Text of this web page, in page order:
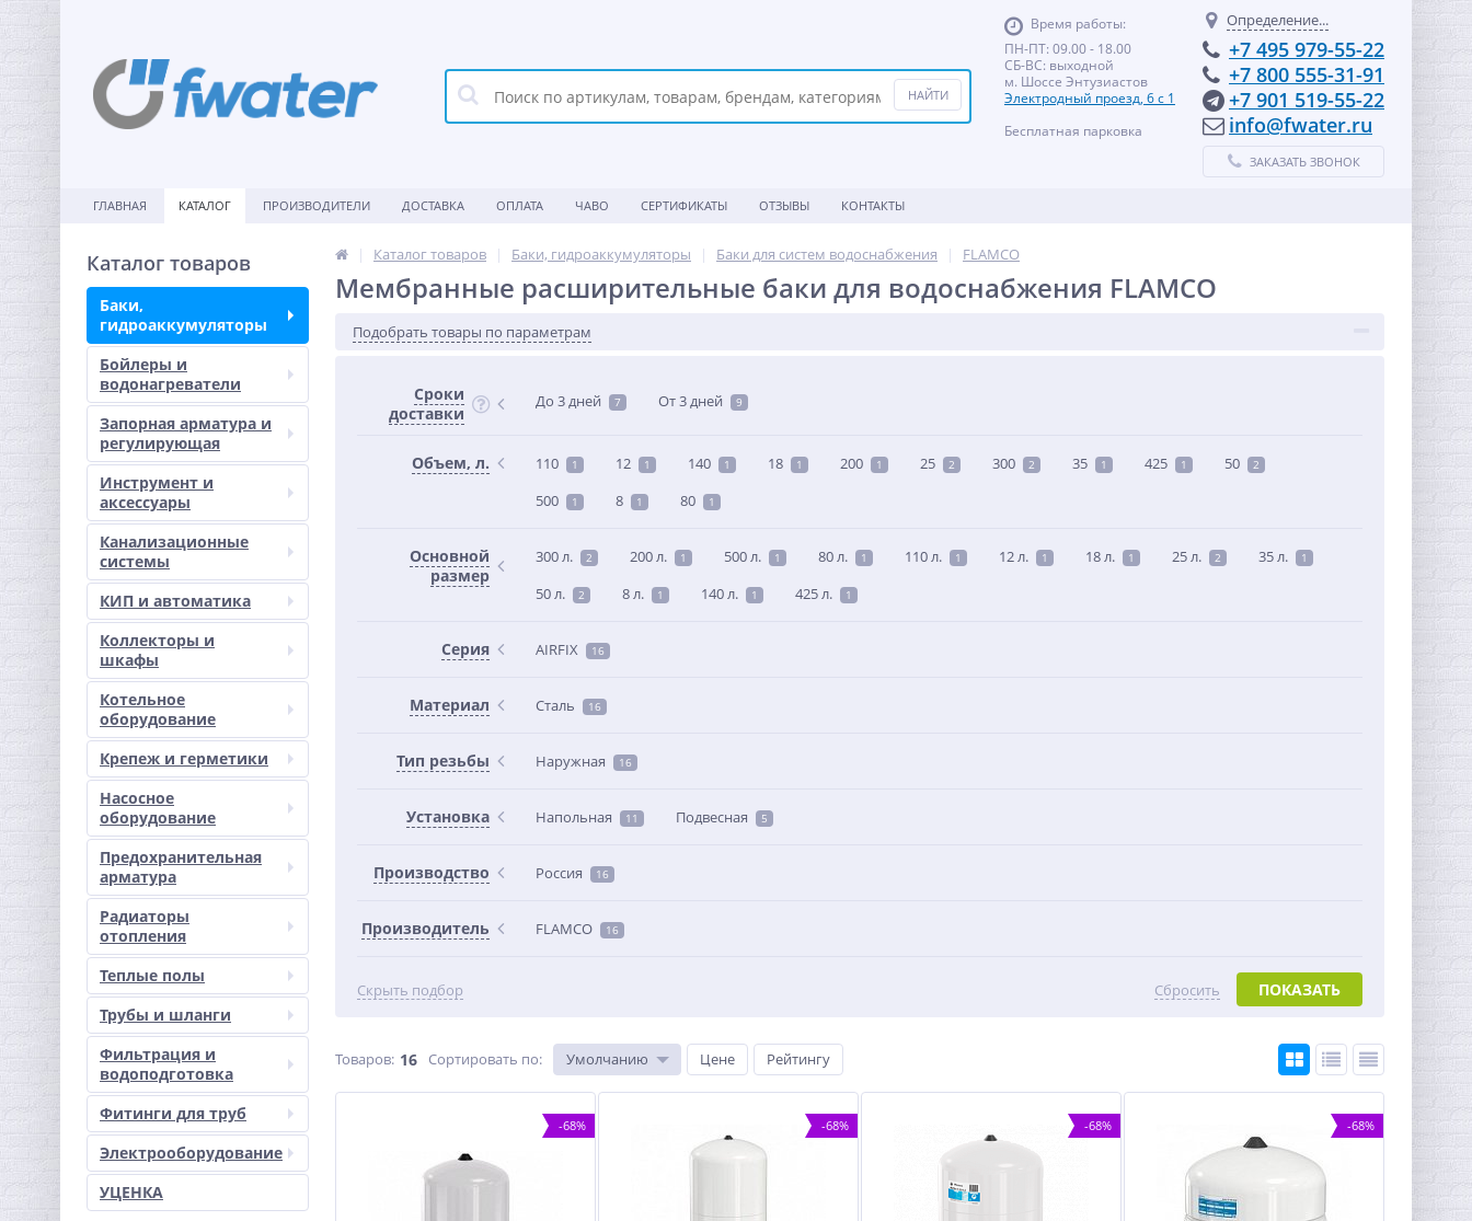
Время работы:
ПН-ПТ: 09.00 - 18.00
СБ-ВС: выходной
м. Шоссе Энтузиастов
Электродный проезд, 6 с 1
Бесплатная парковка
Определение...
+7 495 979-55-22
+7 800 555-31-91
+7 901 519-55-22
info@fwater.ru
ЗАКАЗАТЬ ЗВОНОК
ГЛАВНАЯ КАТАЛОГ ПРОИЗВОДИТЕЛИ ДОСТАВКА ОПЛАТА ЧАВО СЕРТИФИКАТЫ ОТЗЫВЫ КОНТАКТЫ
Каталог товаров
Баки,
гидроаккумуляторы
Бойлеры и
водонагреватели
Запорная арматура и
регулирующая
Инструмент и
аксессуары
Канализационные
системы
КИП и автоматика
Коллекторы и
шкафы
Котельное
оборудование
Крепеж и герметики
Насосное
оборудование
Предохранительная
арматура
Радиаторы
отопления
Теплые полы
Трубы и шланги
Фильтрация и
водоподготовка
Фитинги для труб
Электрооборудование
УЦЕНКА
Каталог товаров Баки, гидроаккумуляторы Баки для систем водоснабжения FLAMCO
Мембранные расширительные баки для водоснабжения FLAMCO
Подобрать товары по параметрам
Сроки
доставки
До 3 дней 7 От 3 дней 9
Объем, л. 110 1 12 1 140 1 18 1 200 1 25 2 300 2 35 1 425 1 50 2
500 1 8 1 80 1
Основной
размер
300 л. 2 200 л. 1 500 л. 1 80 л. 1 110 л. 1 12 л. 1 18 л. 1 25 л. 2 35 л. 1
50 л. 2 8 л. 1 140 л. 1 425 л. 1
Серия AIRFIX 16
Материал Сталь 16
Тип резьбы Наружная 16
Установка Напольная 11 Подвесная 5
Производство Россия 16
Производитель FLAMCO 16
Скрыть подбор ПОКАЗАТЬ
Сбросить
Товаров: 16 Сортировать по: Умолчанию Цене Рейтингу
-68% -68% -68% -68%